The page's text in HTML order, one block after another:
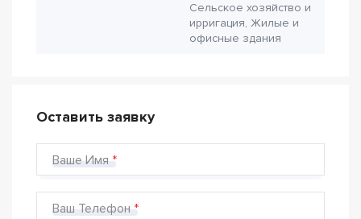
Сельское хозяйство и
ирригация, Жилые и
офисные здания
Оставить заявку
Ваше Имя
Ваш Телефон